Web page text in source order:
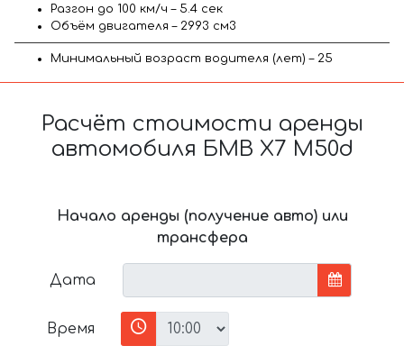
Разгон до 100 км/ч – 5.4 сек
Объём двигателя – 2993 см3
Минимальный возраст водителя (лет) – 25
Расчёт стоимости аренды
автомобиля БМВ X7 M50d
Начало аренды (получение авто) или
трансфера
Дата
Время